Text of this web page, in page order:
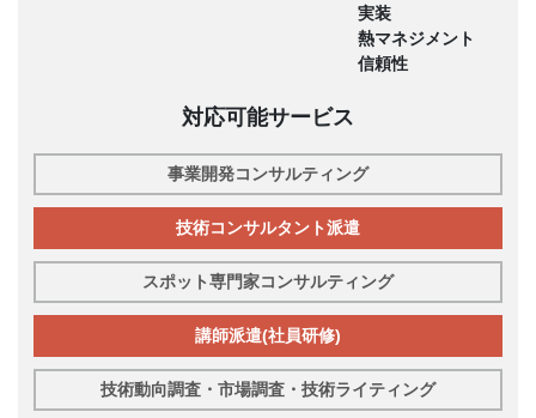
実装
熱マネジメント
信頼性
対応可能サービス
事業開発コンサルティング
技術コンサルタント派遣
スポット専門家コンサルティング
講師派遣(社員研修)
技術動向調査・市場調査・技術ライティング